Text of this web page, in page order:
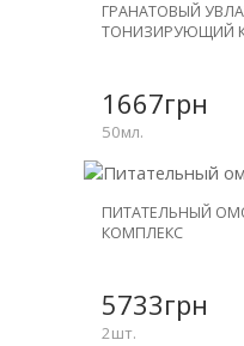
ГРАНАТОВЫЙ
ТОНИЗИРУЮЩИЙ
1667грн
50мл.
НОВИНКА
-31%
ПИТАТЕЛЬНЫЙ
КОМПЛЕКС
5733грн
2шт.